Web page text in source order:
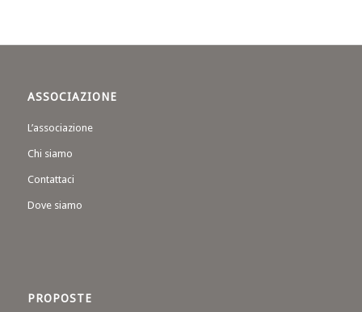
ASSOCIAZIONE
L’associazione
Chi siamo
Contattaci
Dove siamo
PROPOSTE